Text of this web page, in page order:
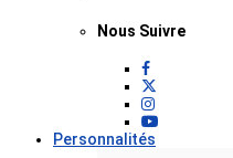
Nous Suivre
Personnalités